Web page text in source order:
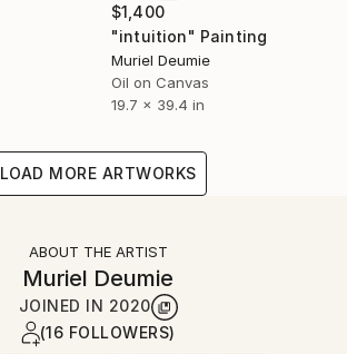
$1,400
"intuition" Painting
Muriel Deumie
Oil on Canvas
19.7 x 39.4 in
LOAD MORE ARTWORKS
ABOUT THE ARTIST
Muriel Deumie
JOINED IN 2020
(16 FOLLOWERS)